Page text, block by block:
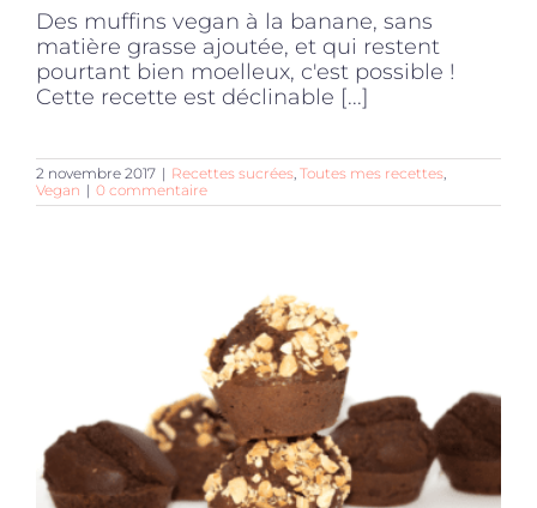
Des muffins vegan à la banane, sans
matière grasse ajoutée, et qui restent
pourtant bien moelleux, c'est possible !
Cette recette est déclinable [...]
2 novembre 2017 | Recettes sucrées, Toutes mes recettes,
Vegan | 0 commentaire